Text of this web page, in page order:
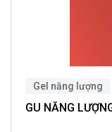
Gel năng lượng
GU NĂNG